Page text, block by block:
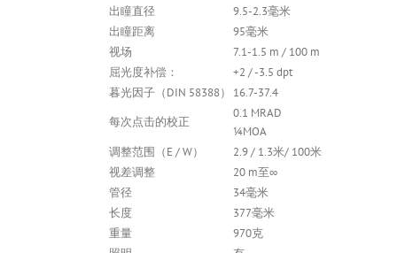
出瞳直径
9.5-2.3毫米
出瞳距离
95毫米
视场
7.1-1.5 m / 100 m
屈光度补偿：
+2 / -3.5 dpt
暮光因子（DIN 58388）
16.7-37.4
每次点击的校正
0.1 MRAD
¼MOA
调整范围（E / W）
2.9 / 1.3米/ 100米
视差调整
20 m至∞
管径
34毫米
长度
377毫米
重量
970克